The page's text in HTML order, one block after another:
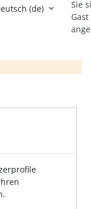
‎(de)‎
Sie
Gast